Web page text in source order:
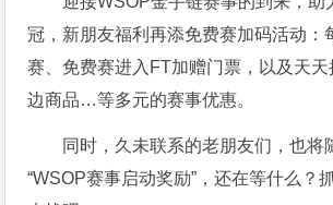
冠，新朋友福利再添免费赛加码活动：
赛、免费赛进入FT加赠门票，以及天天
边商品…等多元的赛事优惠。
同时，久未联系的老朋友们，也将
“WSOP赛事启动奖励”，还在等什么？